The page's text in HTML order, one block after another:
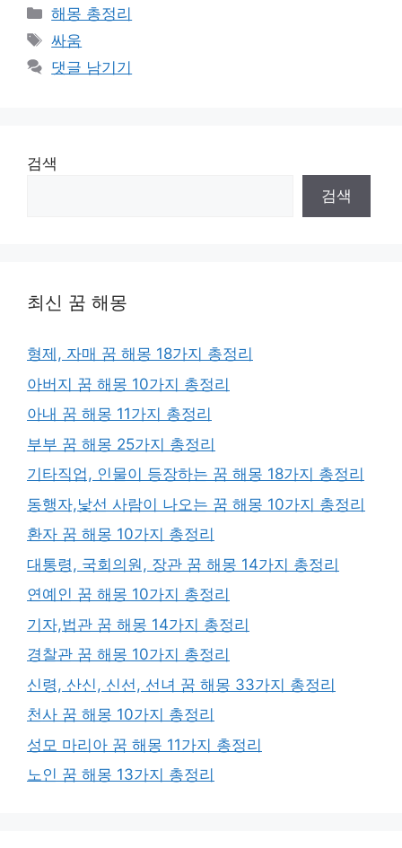
카
테
리
해몽 총정리
태
그
싸움
댓글 남기기
검색
검색
최신 꿈 해몽
형제, 자매 꿈 해몽 18가지 총정리
아버지 꿈 해몽 10가지 총정리
아내 꿈 해몽 11가지 총정리
부부 꿈 해몽 25가지 총정리
기타직업, 인물이 등장하는 꿈 해몽 18가지 총정리
동행자,낯선 사람이 나오는 꿈 해몽 10가지 총정리
환자 꿈 해몽 10가지 총정리
대통령, 국회의원, 장관 꿈 해몽 14가지 총정리
연예인 꿈 해몽 10가지 총정리
기자,법관 꿈 해몽 14가지 총정리
경찰관 꿈 해몽 10가지 총정리
신령, 산신, 신선, 선녀 꿈 해몽 33가지 총정리
천사 꿈 해몽 10가지 총정리
성모 마리아 꿈 해몽 11가지 총정리
노인 꿈 해몽 13가지 총정리